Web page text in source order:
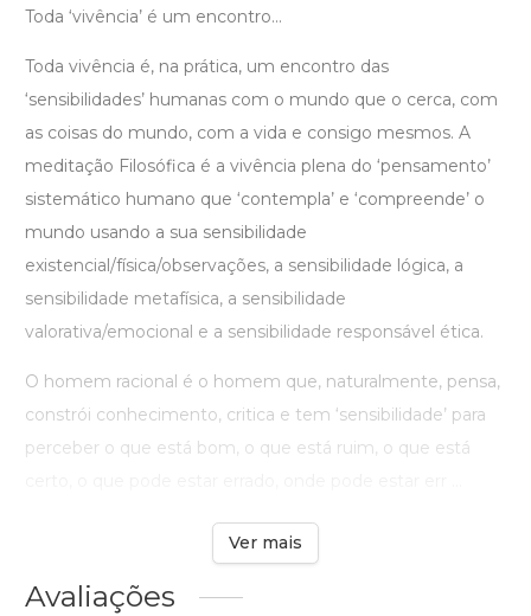
Toda ‘vivência’ é um encontro...
Toda vivência é, na prática, um encontro das
‘sensibilidades’ humanas com o mundo que o cerca, com
as coisas do mundo, com a vida e consigo mesmos. A
meditação Filosófica é a vivência plena do ‘pensamento’
sistemático humano que ‘contempla’ e ‘compreende’ o
mundo usando a sua sensibilidade
existencial/física/observações, a sensibilidade lógica, a
sensibilidade metafísica, a sensibilidade
valorativa/emocional e a sensibilidade responsável ética.
O homem racional é o homem que, naturalmente, pensa,
constrói conhecimento, critica e tem ‘sensibilidade’ para
perceber o que está bom, o que está ruim, o que está
Ver mais
Avaliações